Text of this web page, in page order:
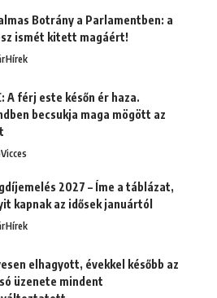
Botrány a Parlamentben: a
ismét kitett magáért!
Hírek
A férj este későn ér haza.
becsukja maga mögött az
Vicces
2027 – Íme a táblázat,
kapnak az idősek januártól
Hírek
elhagyott, évekkel később az
üzenete mindent